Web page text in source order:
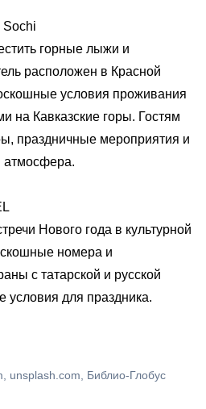
Sochi
горные лыжи и
расположен в Красной
условия проживания
на Кавказские горы. Гостям
праздничные мероприятия и
атмосфера.
Нового года в культурной
номера и
с татарской и русской
условия для праздника.
unsplash.com, Библио-Глобус